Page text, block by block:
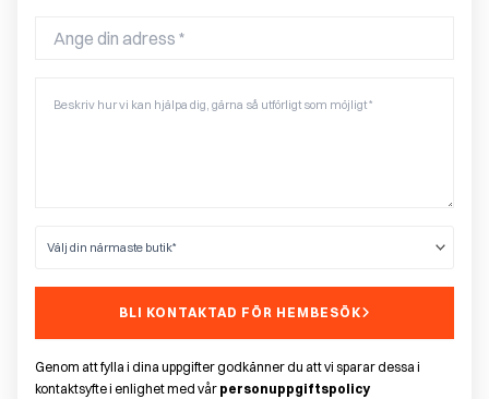
BLI KONTAKTAD FÖR HEMBESÖK
Genom att fylla i dina uppgifter godkänner du att vi sparar dessa i
kontaktsyfte i enlighet med vår personuppgiftspolicy